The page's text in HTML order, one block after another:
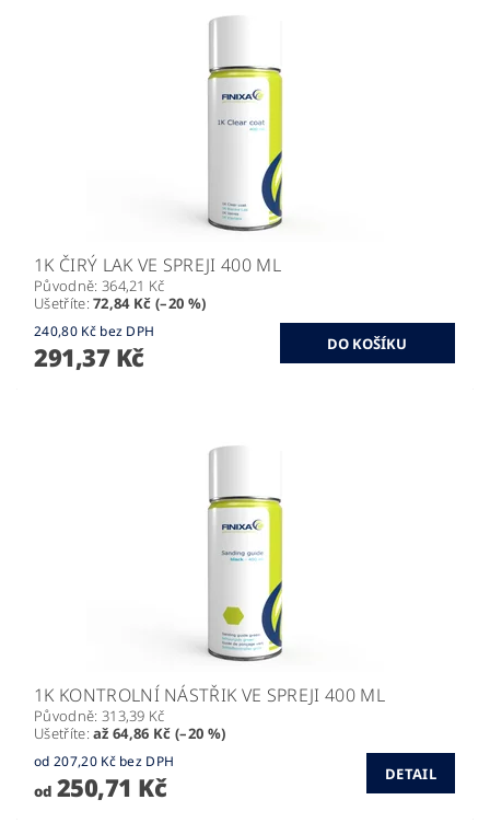
1K ČIRÝ LAK VE SPREJI 400 ML
Původně: 364,21 Kč
Ušetříte:72,84 Kč (–20 %)
240,80 Kč bez DPH
291,37 Kč
1K KONTROLNÍ NÁSTŘIK VE SPREJI 400 ML
Původně: 313,39 Kč
Ušetříte:až 64,86 Kč (–20 %)
od 207,20 Kč bez DPH
od250,71 Kč DETAIL